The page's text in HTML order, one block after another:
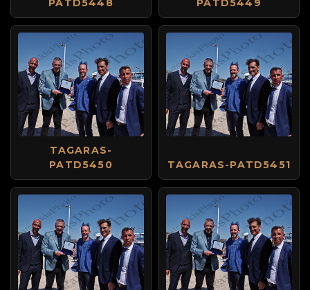
PATD5448
PATD5449
TAGARAS-
PATD5450
TAGARAS-PATD5451